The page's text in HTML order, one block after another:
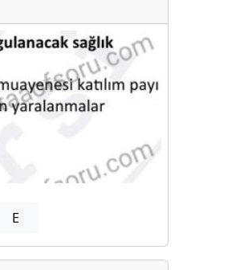
E